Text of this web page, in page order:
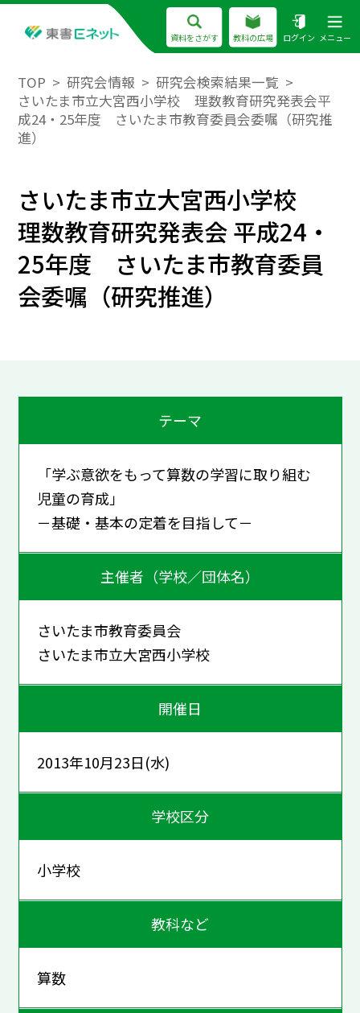
資料をさがす 教科の広場 ログイン メニュー
TOP 研究会情報
研究会検索結果一覧
さいたま市立大宮西小学校 理数教育研究発表会平
成24・25年度 さいたま市教育委員会委嘱（研究推
進）
さいたま市立大宮西小学校
理数教育研究発表会 平成24・
25年度 さいたま市教育委員
会委嘱（研究推進）
テーマ
「学ぶ意欲をもって算数の学習に取り組む
児童の育成」
－基礎・基本の定着を目指して－
主催者（学校／団体名）
さいたま市教育委員会
さいたま市立大宮西小学校
開催日
2013年10月23日(水)
学校区分
小学校
教科など
算数